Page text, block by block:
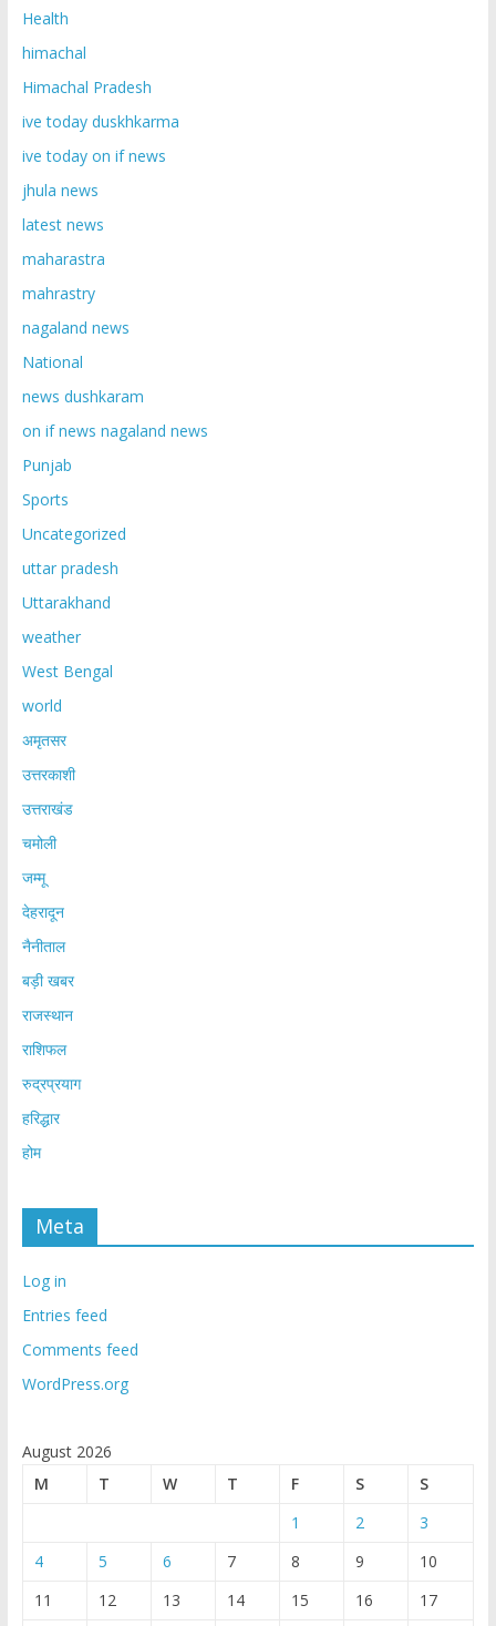
Health
himachal
Himachal Pradesh
ive today duskhkarma
ive today on if news
jhula news
latest news
maharastra
mahrastry
nagaland news
National
news dushkaram
on if news nagaland news
Punjab
Sports
Uncategorized
uttar pradesh
Uttarakhand
weather
West Bengal
world
अमृतसर
उत्तरकाशी
उत्तराखंड
चमोली
जम्मू
देहरादून
नैनीताल
बड़ी खबर
राजस्थान
राशिफल
रुद्रप्रयाग
हरिद्धार
होम
Meta
Log in
Entries feed
Comments feed
WordPress.org
August 2026
M
T W T F S
S
1
2
3
4
5 6 7 8 9
10
11
12 13 14 15 16 17